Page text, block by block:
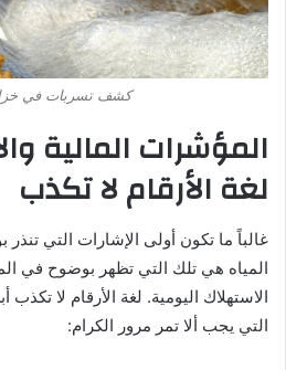
كشف تسربات في
المؤشرات المالية
لغة الأرقام لا تكذب
غالباً ما تكون أولى الإشارات التي
المياه هي تلك التي تظهر بوضوح في
الاستهلاك اليومية. لغة الأرقام لا
التي يجب ألا تمر مرور الكرام: